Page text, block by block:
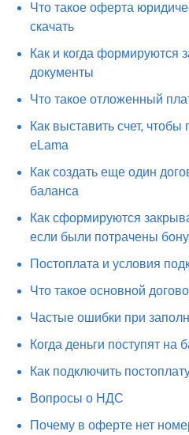
Что такое оферта
скачать
Как и когда формируются
документы
Что такое отложенный
Как выставить счет,
eLama
Как создать еще один
баланса
Как сформируются
если были потрачены
Постоплата и условия
Что такое основной
Частые ошибки при
Когда деньги поступят на
Как подключить
Вопросы о НДС
Почему в оферте нет